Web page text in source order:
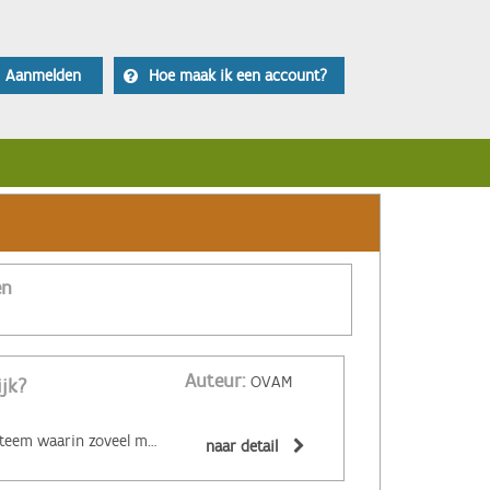
Aanmelden Hoe maak ik een account?
Auteur: OVAM
‌De circulaire economie is een economisch systeem waarin zoveel mogelijk producten en grondstoffen hergebruikt of hoogwaardig gerecycleerd worden. Materialen zijn (volledig) recycleerbaar of afbreekbaar, spullen worden hersteld, hebben een hoge tweedehandswaarde, zijn ‘upgradebaar’, kunnen makkelijk gedemonteerd worden en omgevormd tot nieuwe producten ... Zo wordt maximaal vermeden dat spullen hun waarde verliezen. De circulaire economie biedt een alternatief voor het huidige lineaire systeem. Daarin worden grondstoffen omgezet in producten die aan het einde van hun leven massaal afval worden. De Ellen MacArthur Foundation maakte er een inzichtelijk filmpje over: naar detail